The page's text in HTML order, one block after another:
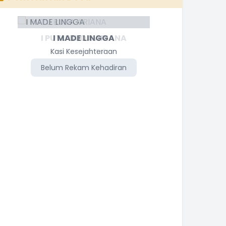
I MADE LINGGA
Kasi Kesejahteraan
Belum Rekam Kehadiran